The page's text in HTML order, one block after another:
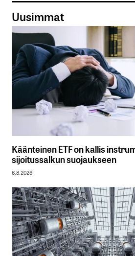
Uusimmat
Käänteinen ETF on kallis
sijoitussalkun suojaukseen
6.8.2026